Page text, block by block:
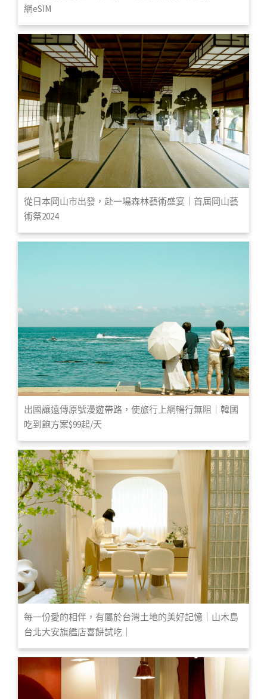
網eSIM
從日本岡山市出發，赴一場森林藝術盛宴｜首屆岡山藝
術祭2024
出國讓遠傳原號漫遊帶路，使旅行上網暢行無阻｜韓國
吃到飽方案$99起/天
每一份愛的相伴，有屬於台灣土地的美好記憶｜山木島
台北大安旗艦店喜餅試吃｜